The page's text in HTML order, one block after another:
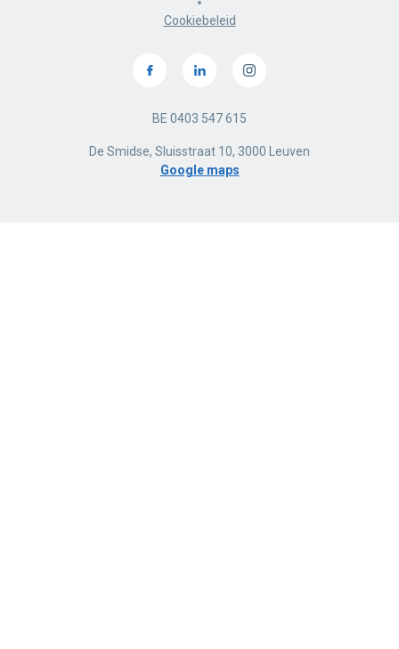
Cookiebeleid
BE 0403 547 615
De Smidse, Sluisstraat 10, 3000 Leuven
Google maps